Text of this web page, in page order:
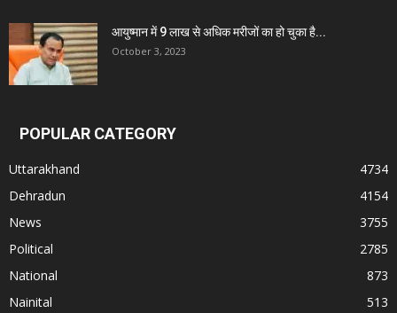
आयुष्मान में 9 लाख से अधिक मरीजों का हो चुका है...
October 3, 2023
POPULAR CATEGORY
Uttarakhand
4734
Dehradun
4154
News
3755
Political
2785
National
873
Nainital
513